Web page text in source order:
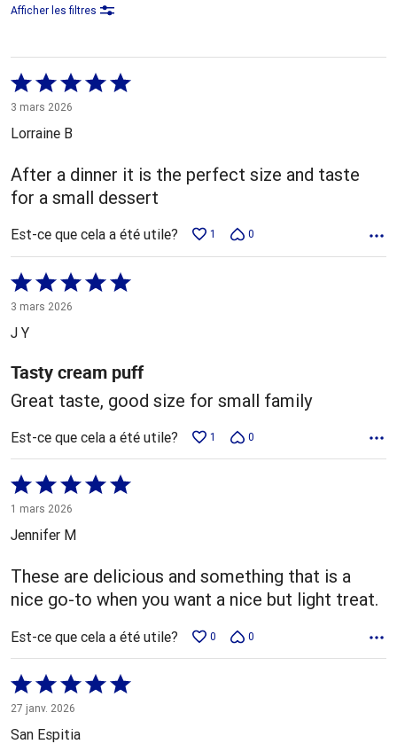
Afficher les filtres
Coté
5 sur
5
3 mars 2026
Lorraine B
After a dinner it is the perfect size and taste
for a small dessert
Est-ce que cela a été utile? 1 0
Coté
5 sur
5
3 mars 2026
J Y
Tasty cream puff
Great taste, good size for small family
Est-ce que cela a été utile? 1 0
Coté
5 sur
5
1 mars 2026
Jennifer M
These are delicious and something that is a
nice go-to when you want a nice but light treat.
Est-ce que cela a été utile? 0 0
Coté
5 sur
5
27 janv. 2026
San Espitia